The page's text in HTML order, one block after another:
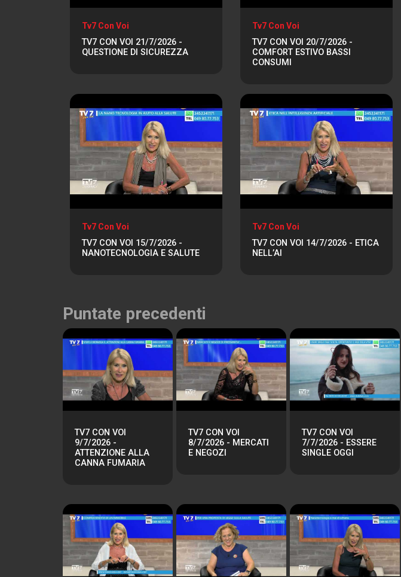
Tv7 Con Voi
TV7 CON VOI 21/7/2026 -
QUESTIONE DI SICUREZZA
Tv7 Con Voi
TV7 CON VOI 20/7/2026 -
COMFORT ESTIVO BASSI
CONSUMI
Tv7 Con Voi
TV7 CON VOI 15/7/2026 -
NANOTECNOLOGIA E SALUTE
Tv7 Con Voi
TV7 CON VOI 14/7/2026 - ETICA
NELL’AI
Puntate precedenti
TV7 CON VOI
9/7/2026 -
ATTENZIONE ALLA
CANNA FUMARIA
TV7 CON VOI
8/7/2026 - MERCATI
E NEGOZI
TV7 CON VOI
7/7/2026 - ESSERE
SINGLE OGGI